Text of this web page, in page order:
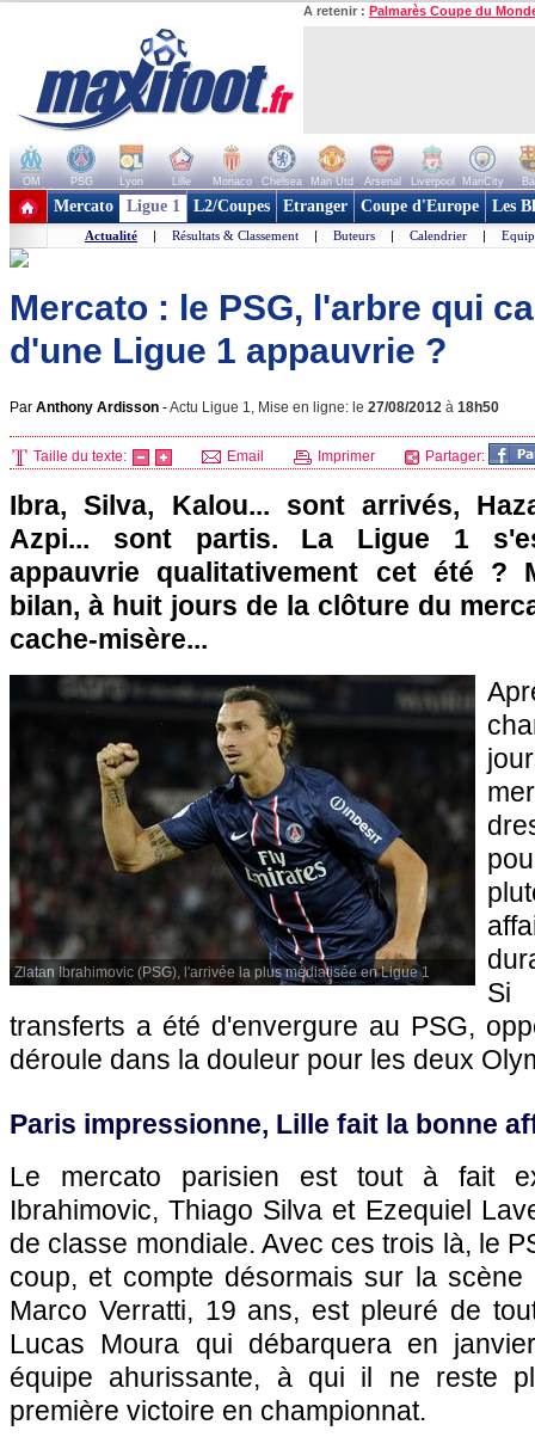
A retenir : Palmarès Coupe du
OM PSG Lyon Lille Monaco Chelsea Man Utd Arsenal Liverpool ManCity
+ de clubs
Mercato Ligue 1 L2/Coupes Etranger Coupe d'Europe Les
Actualité | Résultats & Classement | Buteurs | Calendrier |
Mercato : le PSG, l'arbre qui
d'une Ligue 1 appauvrie ?
Par Anthony Ardisson -Actu Ligue 1, Mise en ligne: le 27/08/2012 à 18h50
Taille du texte: Email Imprimer Partager:
Ibra, Silva, Kalou... sont arrivés,
Azpi... sont partis. La Ligue 1
appauvrie qualitativement cet été ?
bilan, à huit jours de la clôture du
cache-misère...
Zlatan Ibrahimovic (PSG), l'arrivée la plus médiatisée en Ligue 1
Si
transferts a été d'envergure au PSG,
déroule dans la douleur pour les deux
Paris impressionne, Lille fait la bonne
Le mercato parisien est tout à fait
Ibrahimovic, Thiago Silva et Ezequiel
de classe mondiale. Avec ces trois là, le
coup, et compte désormais sur la scène
Marco Verratti, 19 ans, est pleuré de
Lucas Moura qui débarquera en
équipe ahurissante, à qui il ne reste
première victoire en championnat.